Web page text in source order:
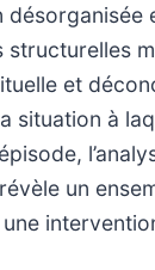
désorganisée
structurelles
et
situation à
un